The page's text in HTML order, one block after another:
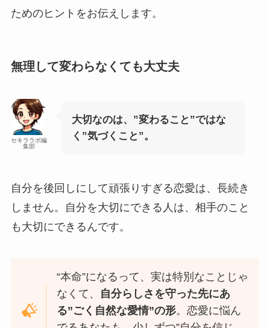
ためのヒントをお伝えします。
無理して変わらなくても大丈夫
セキララボ編
集部
大切なのは、”変わること”ではな
く”気づくこと”。
自分を後回しにして頑張りすぎる恋愛は、長続き
しません。自分を大切にできる人は、相手のこと
も大切にできるんです。
“本命”になるって、実は特別なことじゃ
なくて、 自分らしさを守った先にあ
る”ごく自然な愛情”の形。恋愛に悩ん